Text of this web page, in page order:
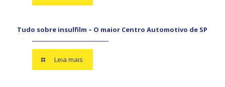
Tudo sobre insulfilm – O maior Centro Automotivo de SP
Leia mais